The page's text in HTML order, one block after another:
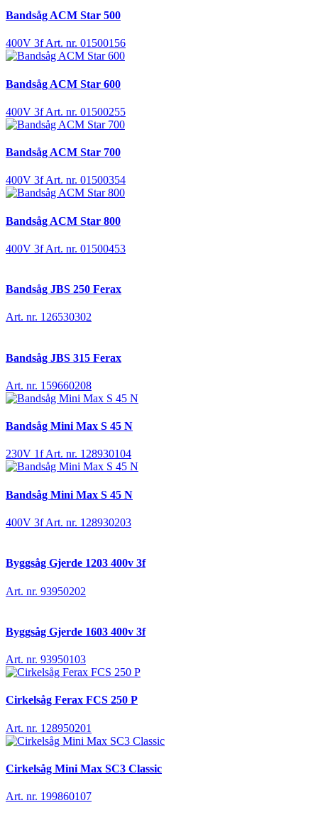
Bandsåg ACM Star 500
400V 3f Art. nr. 01500156
Bandsåg ACM Star 600
400V 3f Art. nr. 01500255
Bandsåg ACM Star 700
400V 3f Art. nr. 01500354
Bandsåg ACM Star 800
400V 3f Art. nr. 01500453
Bandsåg JBS 250 Ferax
Art. nr. 126530302
Bandsåg JBS 315 Ferax
Art. nr. 159660208
Bandsåg Mini Max S 45 N
230V 1fArt. nr. 128930104
Bandsåg Mini Max S 45 N
400V 3f Art. nr. 128930203
Byggsåg Gjerde 1203 400v 3f
Art. nr. 93950202
Byggsåg Gjerde 1603 400v 3f
Art. nr. 93950103
Cirkelsåg Ferax FCS 250 P
Art. nr. 128950201
Cirkelsåg Mini Max SC3 Classic
Art. nr. 199860107